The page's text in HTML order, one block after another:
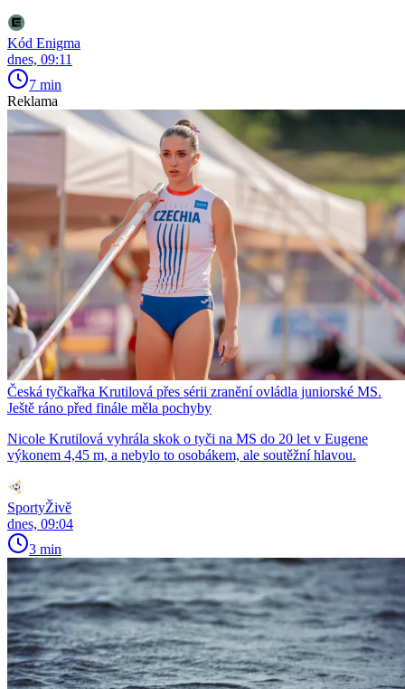
Kód Enigma
dnes, 09:11
7 min
Reklama
Česká tyčkařka Krutilová přes sérii zranění ovládla juniorské MS.
Ještě ráno před finále měla pochyby
Nicole Krutilová vyhrála skok o tyči na MS do 20 let v Eugene
výkonem 4,45 m, a nebylo to osobákem, ale soutěžní hlavou.
SportyŽivě
dnes, 09:04
3 min